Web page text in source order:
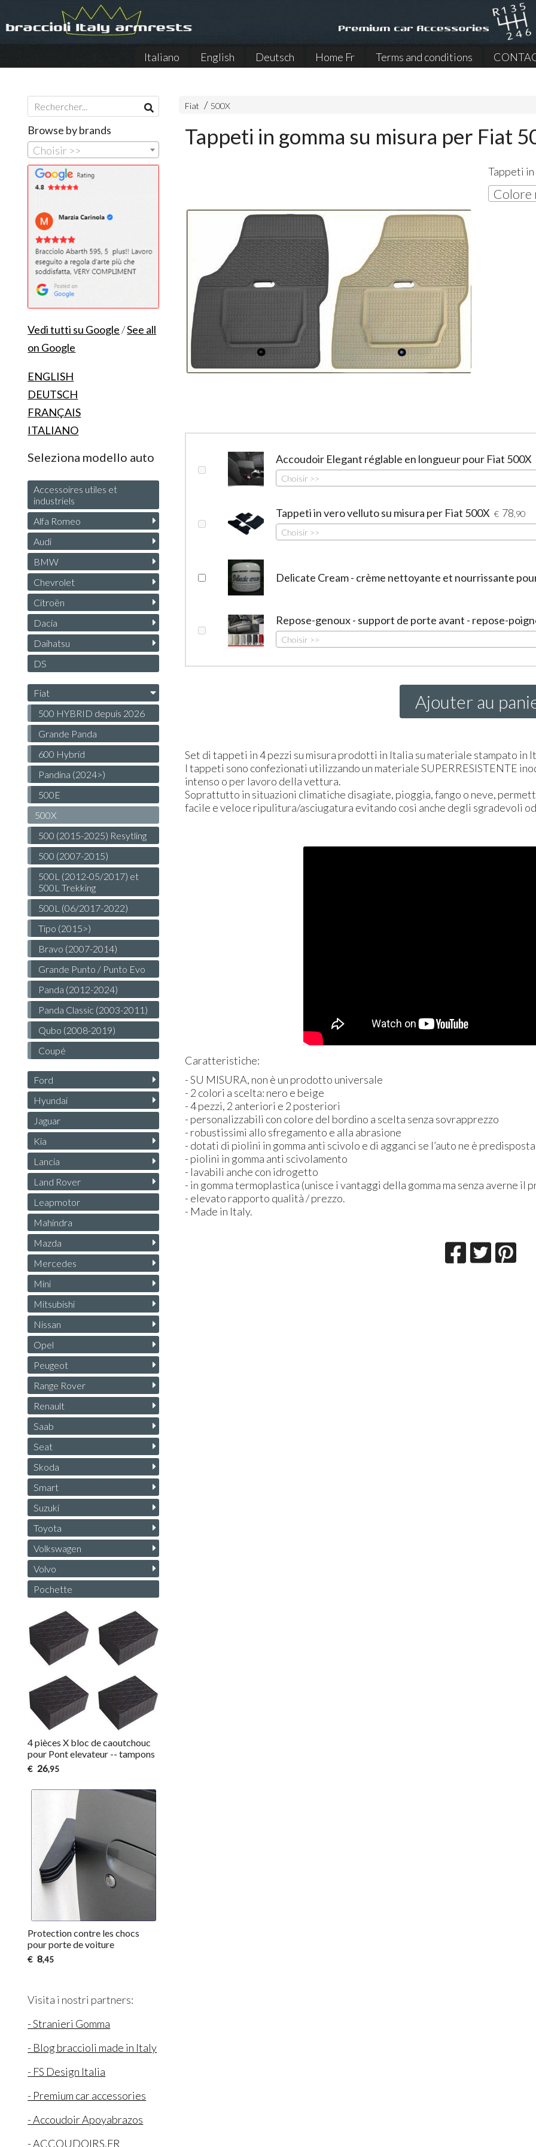
Italiano English Deutsch Home Fr Terms and conditions
Fiat 500X
Tappeti in gomma su misura per Fiat
Tappeti
Colore
Accoudoir Elegant réglable en longueur pour Fiat 500X
Choisir >>
Tappeti in vero velluto su misura per Fiat 500X € 78 ,90
Choisir >>
Delicate Cream - crème nettoyante et nourrissante
Repose-genoux - support de porte avant - repose-
Choisir >>
Ajouter au
Set di tappeti in 4 pezzi su misura prodotti in Italia su materiale stampato in
I tappeti sono confezionati utilizzando un materialeSUPERRESISTENTE
intenso o per lavoro della vettura.
Soprattutto in situazioni climatiche disagiate, pioggia, fango o neve,
facile e veloce ripulitura/asciugatura evitando così anche degli sgradevoli
Caratteristiche:
- SU MISURA, non è un prodotto universale
- 2 colori a scelta: nero e beige
- 4 pezzi, 2 anteriori e 2 posteriori
- personalizzabili con colore del bordino a scelta senza sovrapprezzo
- robustissimi allo sfregamento e alla abrasione
- dotati di piolini in gomma anti scivolo e di agganci se l’auto ne è predisposta
- piolini in gomma anti scivolamento
- lavabili anche con idrogetto
- in gomma termoplastica (unisce i vantaggi della gomma ma senza averne il
- elevato rapporto qualità / prezzo.
- Made in Italy.
Browse by brands
Choisir >>
Vedi tutti su Google/See all
on Google
ENGLISH
DEUTSCH
FRANÇAIS
ITALIANO
Seleziona modello auto
Accessoires utiles et
industriels
Alfa Romeo
Audi
BMW
Chevrolet
Citroën
Dacia
Daihatsu
DS
Fiat
500 HYBRID depuis 2026
Grande Panda
600 Hybrid
Pandina (2024>)
500E
500X
500 (2015-2025) Resytling
500 (2007-2015)
500L (2012-05/2017) et
500L Trekking
500L (06/2017-2022)
Tipo (2015>)
Bravo (2007-2014)
Grande Punto / Punto Evo
Panda (2012-2024)
Panda Classic (2003-2011)
Qubo (2008-2019)
Coupé
Ford
Hyundai
Jaguar
Kia
Lancia
Land Rover
Leapmotor
Mahindra
Mazda
Mercedes
Mini
Mitsubishi
Nissan
Opel
Peugeot
Range Rover
Renault
Saab
Seat
Skoda
Smart
Suzuki
Toyota
Volkswagen
Volvo
Pochette
4 pièces X bloc de caoutchouc
pour Pont elevateur -- tampons
€ 26,95
Protection contre les chocs
pour porte de voiture
€ 8,45
Visita i nostri partners:
- Stranieri Gomma
- Blog braccioli made in Italy
- FS Design Italia
- Premium car accessories
- Accoudoir Apoyabrazos
- ACCOUDOIRS.FR